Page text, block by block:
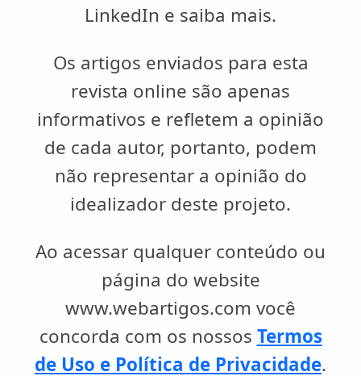
LinkedIn e saiba mais.
Os artigos enviados para esta
revista online são apenas
informativos e refletem a opinião
de cada autor, portanto, podem
não representar a opinião do
idealizador deste projeto.
Ao acessar qualquer conteúdo ou
página do website
www.webartigos.com você
concorda com os nossos Termos
de Uso e Política de Privacidade.